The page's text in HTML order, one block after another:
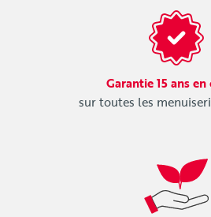
Garantie 15 ans
sur toutes les